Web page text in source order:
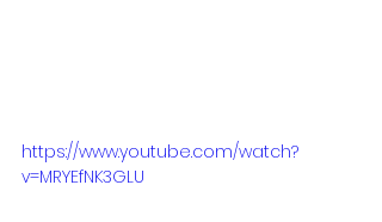
https://www.youtube.com/watch?
v=MRYEfNK3GLU